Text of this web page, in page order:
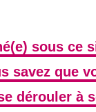
sous ce
savez que
dérouler à